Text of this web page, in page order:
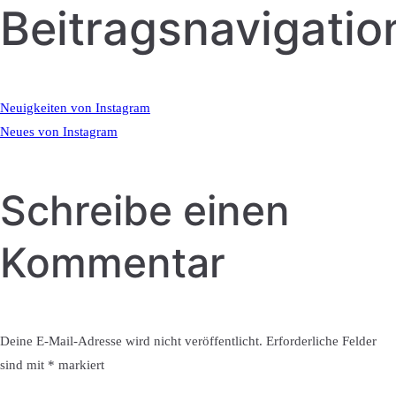
Neuigkeiten von Instagram
Neues von Instagram
Schreibe einen
Kommentar
Deine E-Mail-Adresse wird nicht veröffentlicht. Erforderliche Felder
sind mit * markiert